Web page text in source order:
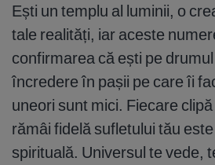
Ești un templu al luminii, o
tale realități, iar aceste
confirmarea că ești pe drumul
încredere în pașii pe care îi
uneori sunt mici. Fiecare
rămâi fidelă sufletului tău
spirituală. Universul te vede,